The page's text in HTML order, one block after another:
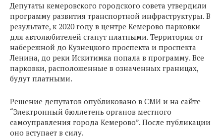
Депутаты кемеровского городского совета утвердили
программу развития транспортной инфраструктуры. В
результате, к 2020 году в центре Кемерово парковки
для автолюбителей станут платными. Территория от
набережной до Кузнецкого проспекта и проспекта
Ленина, до реки Искитимка попала в программу. Все
парковки, расположенные в означенных границах,
будут платными.
Решение депутатов опубликовано в СМИ и на сайте
“Электронный бюллетень органов местного
самоуправления города Кемерово”. После публикации
оно вступает в силу.